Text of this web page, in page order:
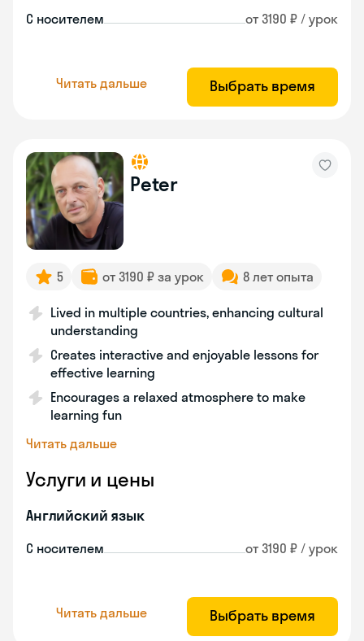
С носителем от 3190 ₽ / урок
Читать дальше Выбрать время
Peter
5 от 3190 ₽ за урок 8 лет опыта
Lived in multiple countries, enhancing cultural
understanding
Creates interactive and enjoyable lessons for
effective learning
Encourages a relaxed atmosphere to make
learning fun
Читать дальше
Услуги и цены
Английский язык
С носителем от 3190 ₽ / урок
Читать дальше Выбрать время